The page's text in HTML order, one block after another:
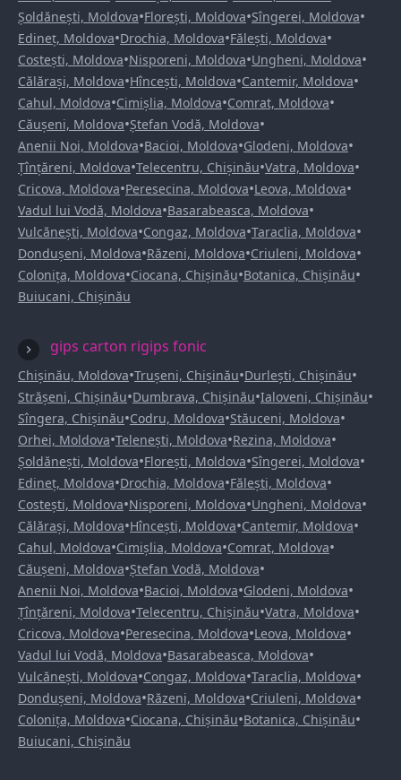
Șoldănești, Moldova•Florești, Moldova•Sîngerei, Moldova•
Edineț, Moldova•Drochia, Moldova•Fălești, Moldova•
Costești, Moldova•Nisporeni, Moldova•Ungheni, Moldova•
Călărași, Moldova•Hîncești, Moldova•Cantemir, Moldova•
Cahul, Moldova•Cimișlia, Moldova•Comrat, Moldova•
Căușeni, Moldova•Ștefan Vodă, Moldova•
Anenii Noi, Moldova•Bacioi, Moldova•Glodeni, Moldova•
Țînțăreni, Moldova•Telecentru, Chișinău•Vatra, Moldova•
Cricova, Moldova•Peresecina, Moldova•Leova, Moldova•
Vadul lui Vodă, Moldova•Basarabeasca, Moldova•
Vulcănești, Moldova•Congaz, Moldova•Taraclia, Moldova•
Dondușeni, Moldova•Răzeni, Moldova•Criuleni, Moldova•
Colonița, Moldova•Ciocana, Chișinău•Botanica, Chișinău•
Buiucani, Chișinău
gips carton rigips fonic
Chișinău, Moldova•Trușeni, Chișinău•Durlești, Chișinău•
Strășeni, Chișinău•Dumbrava, Chișinău•Ialoveni, Chișinău•
Sîngera, Chișinău•Codru, Moldova•Stăuceni, Moldova•
Orhei, Moldova•Telenești, Moldova•Rezina, Moldova•
Șoldănești, Moldova•Florești, Moldova•Sîngerei, Moldova•
Edineț, Moldova•Drochia, Moldova•Fălești, Moldova•
Costești, Moldova•Nisporeni, Moldova•Ungheni, Moldova•
Călărași, Moldova•Hîncești, Moldova•Cantemir, Moldova•
Cahul, Moldova•Cimișlia, Moldova•Comrat, Moldova•
Căușeni, Moldova•Ștefan Vodă, Moldova•
Anenii Noi, Moldova•Bacioi, Moldova•Glodeni, Moldova•
Țînțăreni, Moldova•Telecentru, Chișinău•Vatra, Moldova•
Cricova, Moldova•Peresecina, Moldova•Leova, Moldova•
Vadul lui Vodă, Moldova•Basarabeasca, Moldova•
Vulcănești, Moldova•Congaz, Moldova•Taraclia, Moldova•
Dondușeni, Moldova•Răzeni, Moldova•Criuleni, Moldova•
Colonița, Moldova•Ciocana, Chișinău•Botanica, Chișinău•
Buiucani, Chișinău